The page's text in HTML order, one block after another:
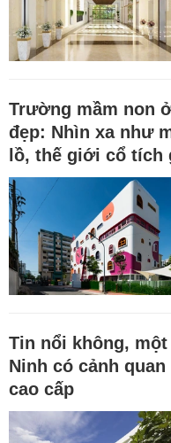
Trường mầm non
đẹp: Nhìn xa như
lồ, thế giới cổ tích
Tin nổi không,
Ninh có cảnh
cao cấp